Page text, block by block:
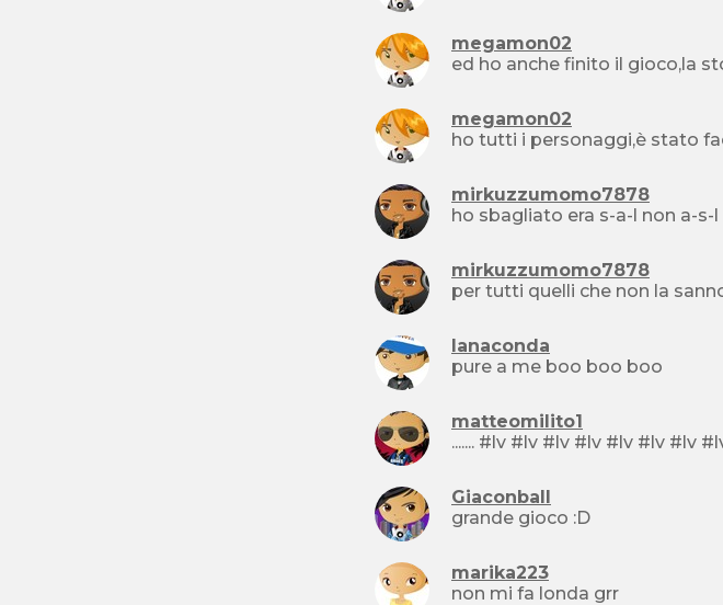
megamon02
megamon02
mirkuzzumomo7878
mirkuzzumomo7878
lanaconda
pure a me boo boo boo
matteomilito1
Giaconball
grande gioco :D
marika223
non mi fa londa grr